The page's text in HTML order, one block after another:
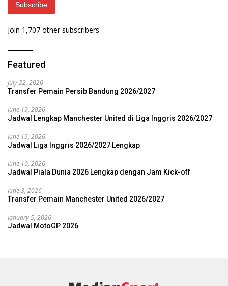
Subscribe
Join 1,707 other subscribers
Featured
July 22, 2026
Transfer Pemain Persib Bandung 2026/2027
June 19, 2026
Jadwal Lengkap Manchester United di Liga Inggris 2026/2027
June 19, 2026
Jadwal Liga Inggris 2026/2027 Lengkap
June 10, 2026
Jadwal Piala Dunia 2026 Lengkap dengan Jam Kick-off
June 3, 2026
Transfer Pemain Manchester United 2026/2027
January 5, 2026
Jadwal MotoGP 2026